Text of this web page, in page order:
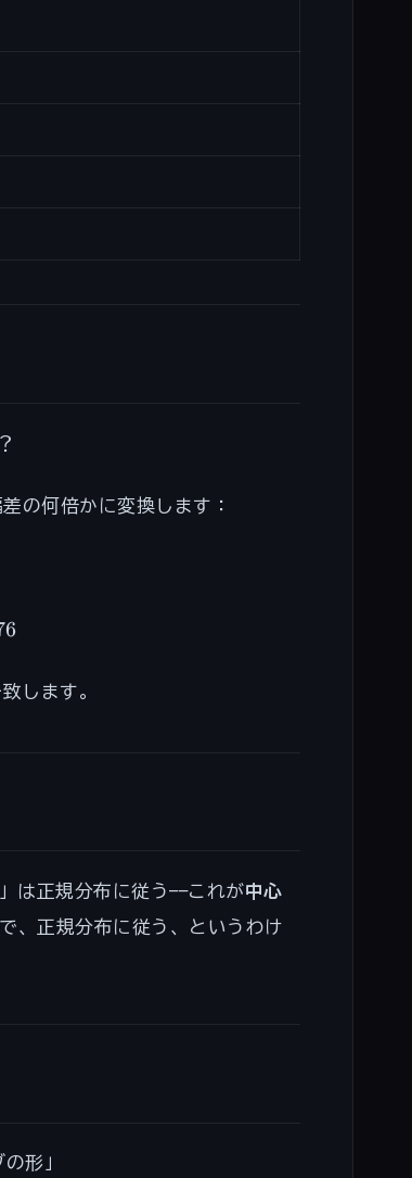
差の何倍かに変換します：
します。
は正規分布に従う——これが中心
、正規分布に従う、というわけ
形」